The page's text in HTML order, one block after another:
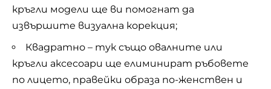
кръгли модели ще ви помогнат да
извършите визуална корекция;
Квадратно – тук също овалните или
кръгли аксесоари ще елиминират ръбовете
по лицето, правейки образа по-женствен и